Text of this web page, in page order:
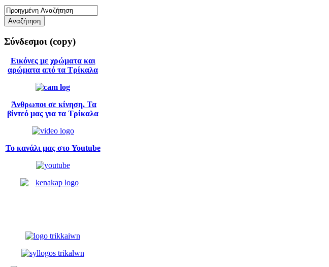
Σύνδεσμοι (copy)
Εικόνες με χρώματα και
αρώματα από τα Τρίκαλα
Άνθρωποι σε κίνηση. Τα
βίντεό μας για τα Τρίκαλα
Το κανάλι μας στο Youtube